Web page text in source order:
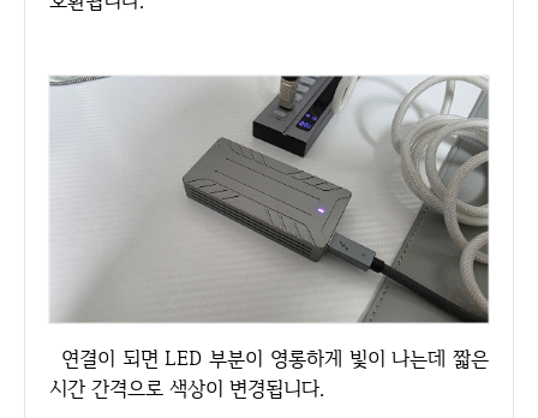
연결이 되면 LED 부분이 영롱하게 빛이 나는데 짧은
시간 간격으로 색상이 변경됩니다.